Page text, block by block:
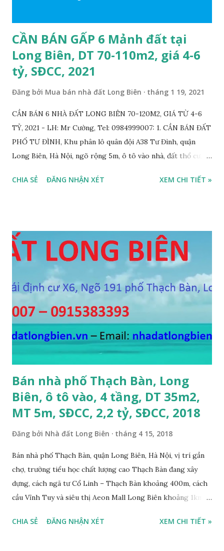
CẦN BÁN GẤP 6 Mảnh đất tại
Long Biên, DT 70-110m2, giá 4-6
tỷ, SĐCC, 2021
Đăng bởi Mua bán nhà đất Long Biên tháng 1 19, 2021
CẦN BÁN 6 NHÀ ĐẤT LONG BIÊN 70-120M2, GIÁ TỪ 4-6
TỶ, 2021 - LH: Mr Cường, Tel: 0984999007: 1. CẦN BÁN ĐẤT
PHỐ TƯ ĐÌNH, Khu phân lô quân đội A38 Tư Đình, quận
Long Biên, Hà Nội, ngõ rộng 5m, ô tô vào nhà, đất thổ cư,
BÁN: 4.2 TỶ, có thương lượng; 2. CẦN BÁN GẤP đất ngõ 134
564 Nguyễn Văn Cừ, Gia Thụy, ô tô cách 15m, DT 112m2, MT
11m, chia 3 suất, hướng Đông Nam, SĐCC, giá bán: 5,7 tỷ, có
thương lượng 4. CẦN BÁN GẤP đất mặt hồ Cự Khối, gần cầu
Thanh Trì, mặt hồ rộng 2ha, đường 6m, DT 110m2, MT 6m,
hướng Tây Nam, SĐCC, giá bán: 5.5 tỷ, có thương lượng; 5.
CẦN BÁN GẤP đất đấu giá A1A2A3 Cự Khối, gần cầu Thanh
Trì, đường 8.5m, DT 66m2, MT 5.5m, hướng Đông Bắc, SĐCC,
giá bán: 4.2 tỷ, có thương lượng; 6. CẦN BÁN GẤP đất Ngõ 38
phố Tư Đình, gần đường Cổ Linh, ngõ 3m, DT...
CHIA SẺ ĐĂNG NHẬN XÉT XEM CHI TIẾT »
Bán nhà phố Thạch Bàn, Long
Biên, ô tô vào, 4 tầng, DT 35m2,
MT 5m, SĐCC, 2,2 tỷ, SĐCC, 2018
Đăng bởi Nhà đất Long Biên tháng 4 15, 2018
Bán nhà phố Thạch Bàn, quận Long Biên, Hà Nội, vị trí gần
chợ, trường tiểu học chất lượng cao Thạch Bàn đang xây
dựng, cách ngã tư Cổ Linh – Thạch Bàn khoảng 400m, cách
cầu Vĩnh Tuy và siêu thị Aeon Mall Long Biên khoảng 1km,
4 tầng, diện tích mặt bằng 35m2, mặt tiền 5m, thiết kế 3
CHIA SẺ ĐĂNG NHẬN XÉT XEM CHI TIẾT »